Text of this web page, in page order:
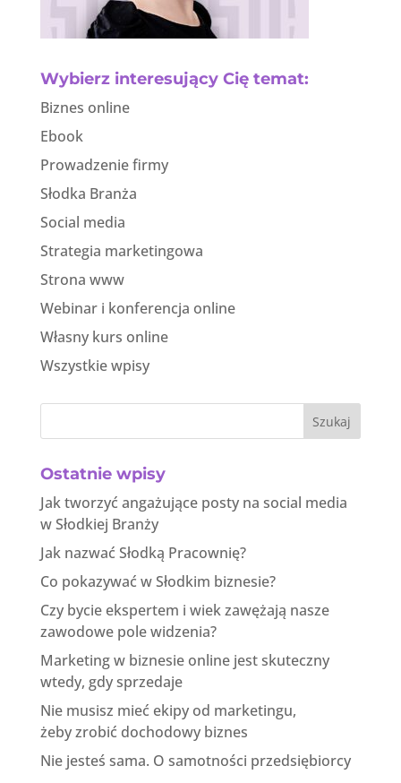
Wybierz interesujący Cię temat:
Biznes online
Ebook
Prowadzenie firmy
Słodka Branża
Social media
Strategia marketingowa
Strona www
Webinar i konferencja online
Własny kurs online
Wszystkie wpisy
Szukaj
Ostatnie wpisy
Jak tworzyć angażujące posty na social media
w Słodkiej Branży
Jak nazwać Słodką Pracownię?
Co pokazywać w Słodkim biznesie?
Czy bycie ekspertem i wiek zawężają nasze
zawodowe pole widzenia?
Marketing w biznesie online jest skuteczny
wtedy, gdy sprzedaje
Nie musisz mieć ekipy od marketingu,
żeby zrobić dochodowy biznes
Nie jesteś sama. O samotności przedsiębiorcy